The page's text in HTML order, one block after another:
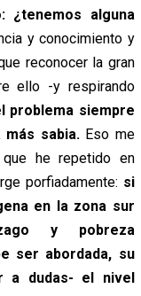
¿tenemos alguna
y conocimiento y
reconocer la gran
ello -y respirando
problema siempre
sabia. Eso me
que he repetido en
porfiadamente: si
en la zona sur
y pobreza
ser abordada, su
a dudas- el nivel